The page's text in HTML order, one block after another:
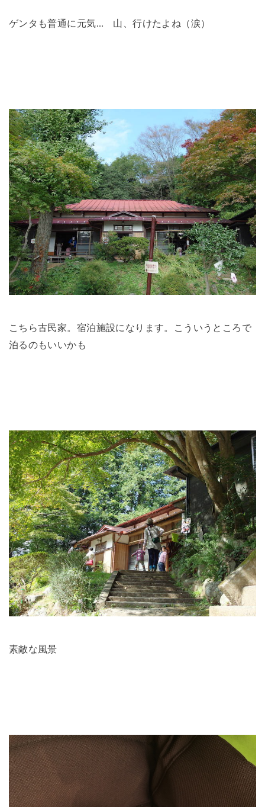
ゲンタも普通に元気… 山、行けたよね（涙）
こちら古民家。宿泊施設になります。こういうところで
泊るのもいいかも
素敵な風景